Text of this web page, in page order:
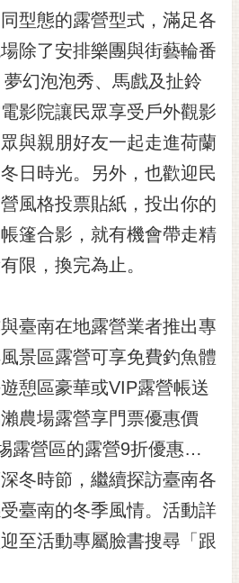
型態的露營型式，滿足各
除了安排樂團與街藝輪番
幻泡泡秀、馬戲及扯鈴
影院讓民眾享受戶外觀影
與親朋好友一起走進荷蘭
日時光。另外，也歡迎民
風格投票貼紙，投出你的
篷合影，就有機會帶走精
限，換完為止。
臺南在地露營業者推出專
景區露營可享免費釣魚體
憩區豪華或VIP露營帳送
農場露營享門票優惠價
露營區的露營9折優惠…
冬時節，繼續探訪臺南各
臺南的冬季風情。活動詳
至活動專屬臉書搜尋「跟